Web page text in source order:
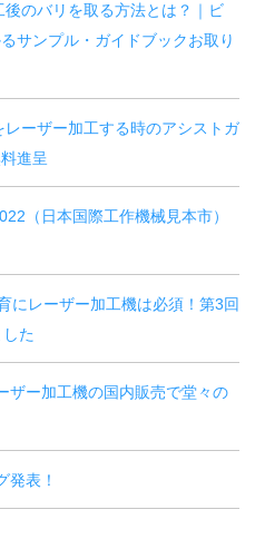
後のバリを取る方法とは？｜ビ
サンプル・ガイドブックお取り
ーザー加工する時のアシストガ
進呈
（日本国際工作機械見本市）
にレーザー加工機は必須！第3回
た
ザー加工機の国内販売で堂々の
発表！